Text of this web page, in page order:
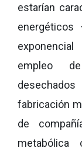
estarían
empleo
fabricación
de